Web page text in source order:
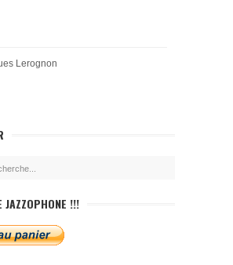
Lerognon
JAZZOPHONE !!!